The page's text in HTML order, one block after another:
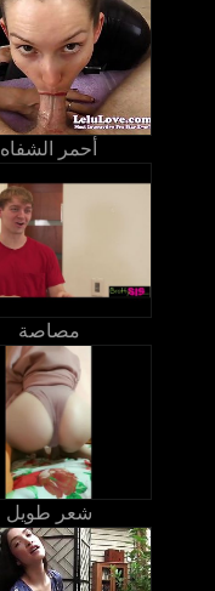
أحمر الشفاه
مصاصة
شعر طويل